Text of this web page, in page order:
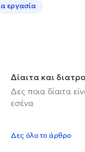
εργασία
Δίαιτα και
Δες ποια δίαιτα
εσένα
Δες όλο το άρθρο